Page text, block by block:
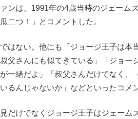
ンは、1991年の4歳当時のジェーム
二つ！」とコメントした。
はない。他にも「ジョージ王子は
父さんにも似てきている」「ジョー
一緒だよ」「叔父さんだけでなく
るんじゃないか」などといったコメ
だけでなくジョージ王子はジェーム